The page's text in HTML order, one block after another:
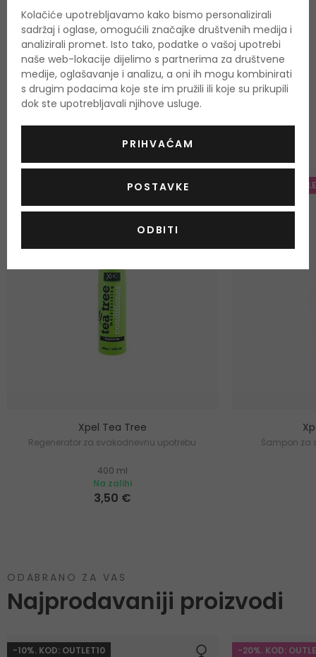
Cruelty free DA
OSTALI PROIZVODI IZ ASORTIMANA
Xpel Tea Tree
Xpel Tea Tree
Regenerator za svakodnevnu upotrebu
400 ml
Na zalihi
3,50 €
-20%. KOD:
Šampon za
ODABRANO ZA VAS
Najprodavaniji proizvodi
-10%. KOD: OUTLET10 -20%. KOD:
Kolačiće upotrebljavamo kako bismo personalizirali
sadržaj i oglase, omogućili značajke društvenih medija i
analizirali promet. Isto tako, podatke o vašoj upotrebi
naše web-lokacije dijelimo s partnerima za društvene
medije, oglašavanje i analizu, a oni ih mogu kombinirati
s drugim podacima koje ste im pružili ili koje su prikupili
dok ste upotrebljavali njihove usluge.
PRIHVAĆAM
POSTAVKE
ODBITI